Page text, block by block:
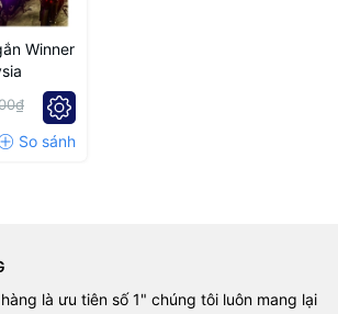
Winner
là ưu tiên số 1" chúng tôi luôn mang lại